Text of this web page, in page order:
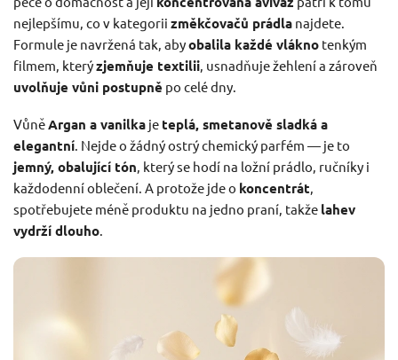
nejlepšímu, co v kategorii změkčovačů prádla najdete.
Formule je navržená tak, abyobalila každé vlákno tenkým
filmem, kterýzjemňuje textilii, usnadňuje žehlení a zároveň
uvolňuje vůni postupně po celé dny.
VůněArgan a vanilka je teplá, smetanově sladká a
elegantní. Nejde o žádný ostrý chemický parfém — je to
jemný, obalující tón, který se hodí na ložní prádlo, ručníky i
každodenní oblečení. A protože jde o koncentrát,
spotřebujete méně produktu na jedno praní, takže lahev
vydrží dlouho.